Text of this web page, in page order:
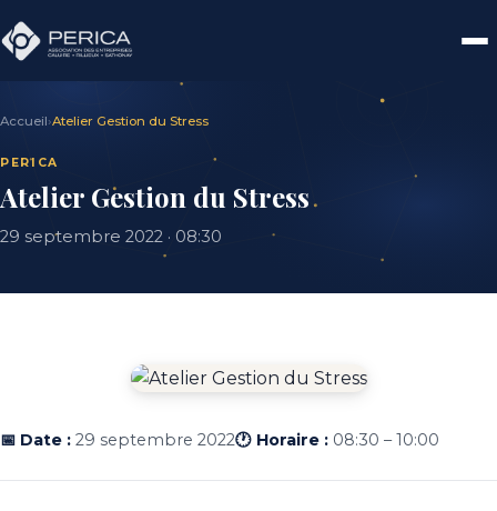
Accueil›Atelier Gestion du Stress
PERICA
Atelier Gestion du Stress
29 septembre 2022 · 08:30
📅 Date : 29 septembre 2022🕐 Horaire : 08:30 – 10:00